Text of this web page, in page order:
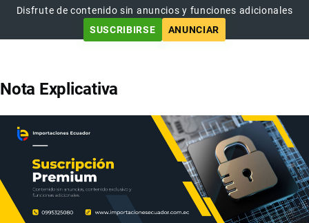
Disfrute de contenido sin anuncios y funciones adicionales
SUSCRIBIRSE
ANUNCIAR
Nota Explicativa